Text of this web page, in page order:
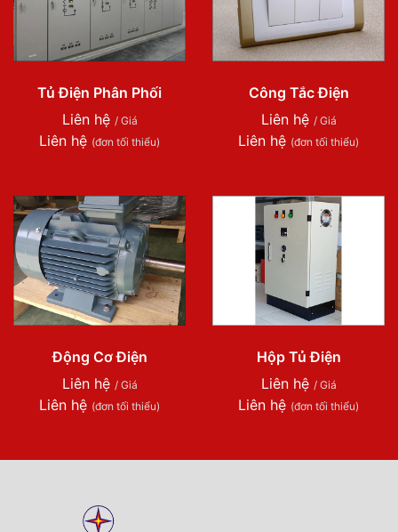
Tủ Điện Phân Phối
Liên hệ / Giá
Liên hệ (đơn tối thiểu)
Công Tắc Điện
Liên hệ / Giá
Liên hệ (đơn tối thiểu)
Động Cơ Điện
Liên hệ / Giá
Liên hệ (đơn tối thiểu)
Hộp Tủ Điện
Liên hệ / Giá
Liên hệ (đơn tối thiểu)